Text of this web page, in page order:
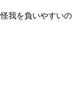
我を負いやすいの